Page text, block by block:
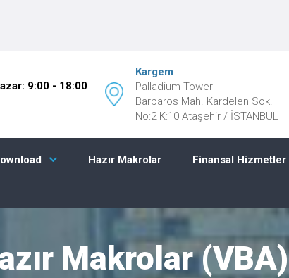
9:00 - 18:00
Kargem
Palladium Tower
Barbaros Mah. Kardelen Sok.
No:2 K:10 Ataşehir / İSTANBUL
Hazır Makrolar Finansal Hizmetler
Makrolar (VBA)